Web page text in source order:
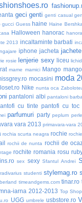
geci genti genti casual
gucci Guess haine Haine Bershka
Halloween hanorac
2013 incaltaminte barbati
iphone jacheta jachete
rosie lenjerie sexy liceu
mame mamici Mango
mocasini moda
Nike nunta oca
pantaloni albi pantaloni
cu tinte pantofi cu toc
parfumuri party peplum perle
vara 2013 primavara-vara
rochia scurta neagra rochie
rochii de nunta rochii de
rochite romania rosu
sex sexy Sfantul Andrei
studenti stylemag.ro
timeandgems.com tinar.ro
iarna 2012-2013 Top Shop
UGG umbrele usbstore.ro